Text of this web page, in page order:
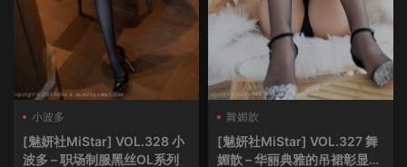
小波多
[魅妍社MiStar] VOL.328 小
波多 – 职场制服黑丝OL系列
舞媚歆
[魅妍社MiStar] VOL.327 舞
媚歆 – 华丽典雅的吊裙彰显高